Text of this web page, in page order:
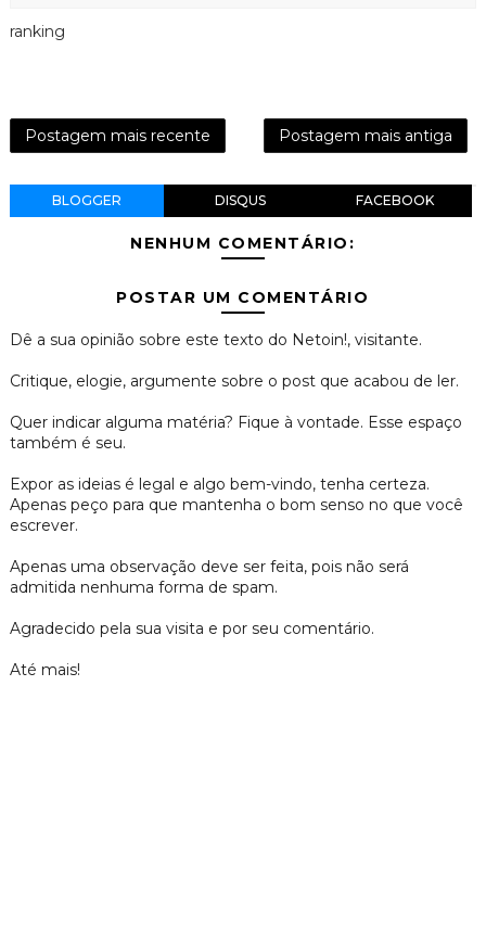
ranking
Postagem mais recente Postagem mais antiga
BLOGGER DISQUS FACEBOOK
NENHUM COMENTÁRIO:
POSTAR UM COMENTÁRIO
Dê a sua opinião sobre este texto do Netoin!, visitante.
Critique, elogie, argumente sobre o post que acabou de ler.
Quer indicar alguma matéria? Fique à vontade. Esse espaço
também é seu.
Expor as ideias é legal e algo bem-vindo, tenha certeza.
Apenas peço para que mantenha o bom senso no que você
escrever.
Apenas uma observação deve ser feita, pois não será
admitida nenhuma forma de spam.
Agradecido pela sua visita e por seu comentário.
Até mais!